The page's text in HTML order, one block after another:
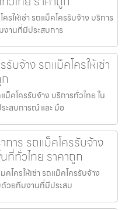
ให้เช่า รถแม็คโครรับจ้าง บริการ
งานที่มีประสบการ
รับจ้าง รถแม็คโครให้เช่า
แม็คโครรับจ้าง บริการทั่วไทย ใน
ะสบการณ์ และ มือ
การ รถแม็คโครรับจ้าง
ที่ทั่วไทย ราคาถูก
โครให้เช่า รถแม็คโครรับจ้าง
ด้วยทีมงานที่มีประสบ